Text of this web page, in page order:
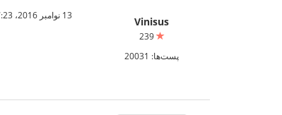
Vinisus
239
پست‌ها: 20031
13 نوامبر 2016،‏ 10:57:23